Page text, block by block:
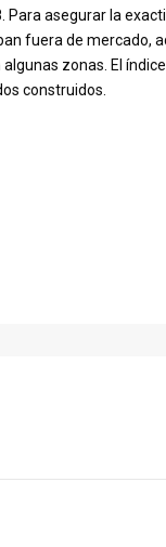
asegurar la
fuera de mercado,
zonas. El
construidos.